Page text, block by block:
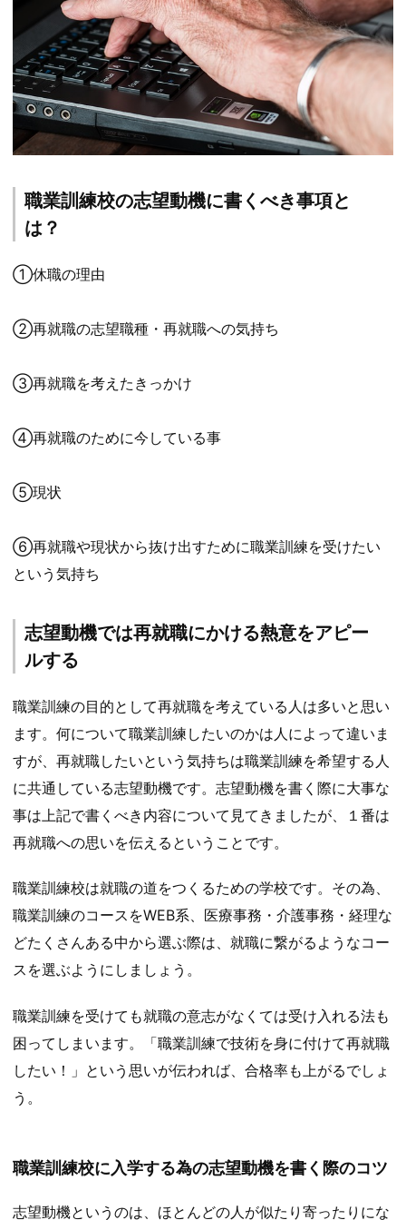
職業訓練校の志望動機に書くべき事項と
は？
①休職の理由
②再就職の志望職種・再就職への気持ち
③再就職を考えたきっかけ
④再就職のために今している事
⑤現状
⑥再就職や現状から抜け出すために職業訓練を受けたい
という気持ち
志望動機では再就職にかける熱意をアピー
ルする
職業訓練の目的として再就職を考えている人は多いと思い
ます。何について職業訓練したいのかは人によって違いま
すが、再就職したいという気持ちは職業訓練を希望する人
に共通している志望動機です。志望動機を書く際に大事な
事は上記で書くべき内容について見てきましたが、１番は
再就職への思いを伝えるということです。
職業訓練校は就職の道をつくるための学校です。その為、
職業訓練のコースをWEB系、医療事務・介護事務・経理な
どたくさんある中から選ぶ際は、就職に繋がるようなコー
スを選ぶようにしましょう。
職業訓練を受けても就職の意志がなくては受け入れる法も
困ってしまいます。「職業訓練で技術を身に付けて再就職
したい！」という思いが伝われば、合格率も上がるでしょ
う。
職業訓練校に入学する為の志望動機を書く際のコツ
志望動機というのは、ほとんどの人が似たり寄ったりにな